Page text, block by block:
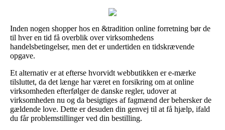
Inden nogen shopper hos en &tradition online forretning bør de
til hver en tid få overblik over virksomhedens
handelsbetingelser, men det er undertiden en tidskrævende
opgave.
Et alternativ er at efterse hvorvidt webbutikken er e-mærke
tilsluttet, da det længe har været en forsikring om at online
virksomheden efterfølger de danske regler, udover at
virksomheden nu og da besigtiges af fagmænd der behersker de
gældende love. Dette er desuden din genvej til at få hjælp, ifald
du får problemstillinger ved din bestilling.